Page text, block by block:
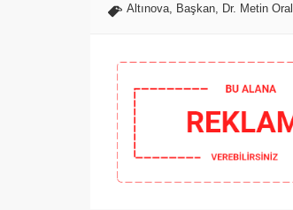
Altınova Başkan Dr. Metin Oral